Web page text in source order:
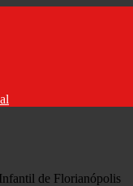
de Florianópolis